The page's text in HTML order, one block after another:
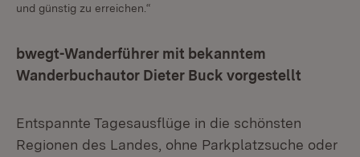
und günstig zu erreichen.“
bwegt-Wanderführer mit bekanntem
Wanderbuchautor Dieter Buck vorgestellt
Entspannte Tagesausflüge in die schönsten
Regionen des Landes, ohne Parkplatzsuche oder